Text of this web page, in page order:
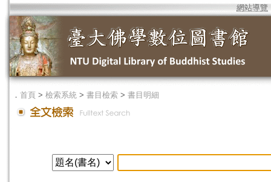
網站導覽
． 首頁 > 檢索系統 > 書目檢索 > 書目明細